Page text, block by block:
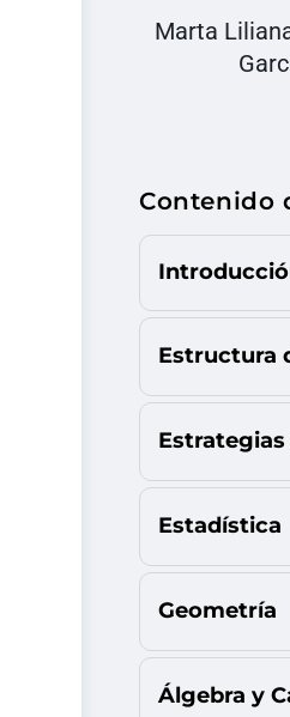
Marta
Contenido
Estructura
Estadística
Geometría
Álgebra y